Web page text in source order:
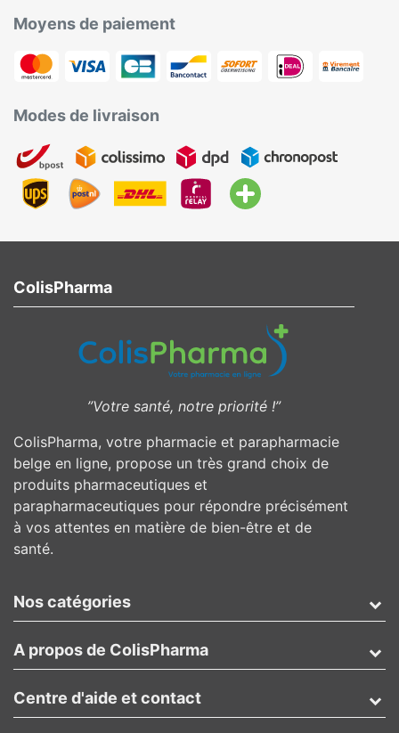
Moyens de paiement
Modes de livraison
ColisPharma
”Votre santé, notre priorité !”
ColisPharma, votre pharmacie et parapharmacie
belge en ligne, propose un très grand choix de
produits pharmaceutiques et
parapharmaceutiques pour répondre précisément
à vos attentes en matière de bien-être et de
santé.
Nos catégories
A propos de ColisPharma
Centre d'aide et contact